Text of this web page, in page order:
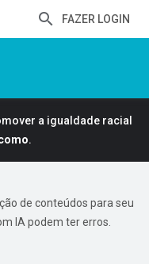
FAZER LOGIN
a igualdade racial
.
de conteúdos para seu
IA podem ter erros.